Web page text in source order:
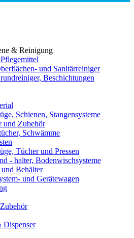
& Reinigung
und Sanitärreiniger
Beschichtungen
Schienen, Stangensysteme
und Zubehör
Schwämme
Tücher und Pressen
- halter, Bodenwischsysteme
Behälter
und Gerätewagen
Dispenser